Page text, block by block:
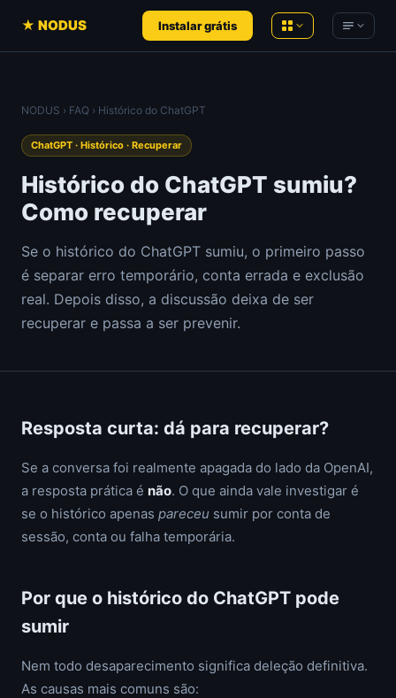
★ NODUS Instalar grátis
Conversas de IA em conhecimento
estruturado
Ranking de vídeos do YouTube, ao vivo
HN Radar
PH Radar
Product Hunt, com histórico
Workspace
Notas, documentos e arquivos no
Product Hunt
Hacker News
YouTube— Análises ao vivo
Comunidades
NODUS › FAQ › Histórico do ChatGPT
ChatGPT · Histórico · Recuperar
Histórico do ChatGPT sumiu?
Como recuperar
Se o histórico do ChatGPT sumiu, o primeiro passo
é separar erro temporário, conta errada e exclusão
real. Depois disso, a discussão deixa de ser
recuperar e passa a ser prevenir.
Resposta curta: dá para recuperar?
Se a conversa foi realmente apagada do lado da OpenAI,
a resposta prática é não. O que ainda vale investigar é
se o histórico apenas pareceu sumir por conta de
sessão, conta ou falha temporária.
Por que o histórico do ChatGPT pode
sumir
Nem todo desaparecimento significa deleção definitiva.
As causas mais comuns são: